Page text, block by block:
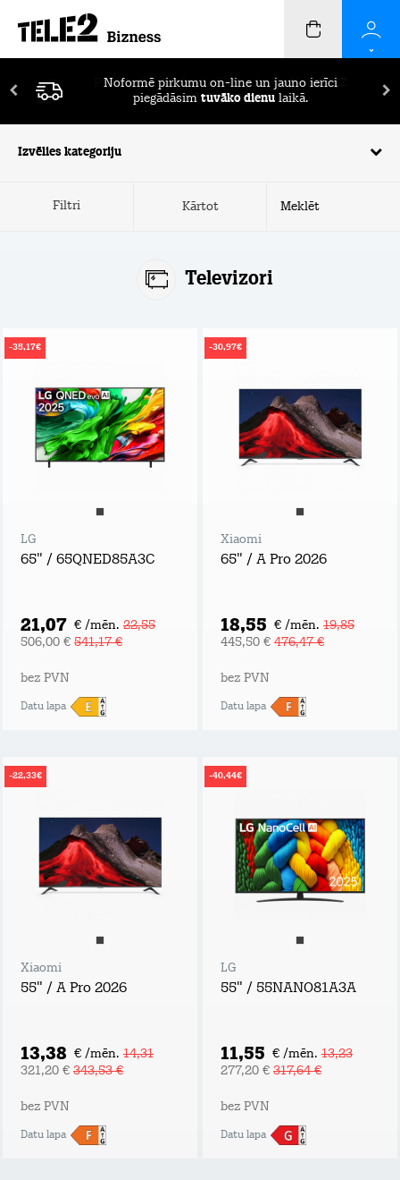
Pirmos 2 mēnešus ierīču apdrošināšanaBEZ
MAKSAS!
Izvēlies kategoriju
Filtri Kārtot
Televizori
-35,17€
LG
65" / 65QNED85A3C
21,07 € /mēn. 22,55
506,00 € 541,17 €
bez PVN
Datu lapa
-30,97€
Xiaomi
65" / A Pro 2026
18,55 € /mēn. 19,85
445,50 € 476,47 €
bez PVN
Datu lapa
-22,33€
Xiaomi
55" / A Pro 2026
13,38 € /mēn. 14,31
321,20 € 343,53 €
bez PVN
Datu lapa
-40,44€
LG
55" / 55NANO81A3A
11,55 € /mēn. 13,23
277,20 € 317,64 €
bez PVN
Datu lapa